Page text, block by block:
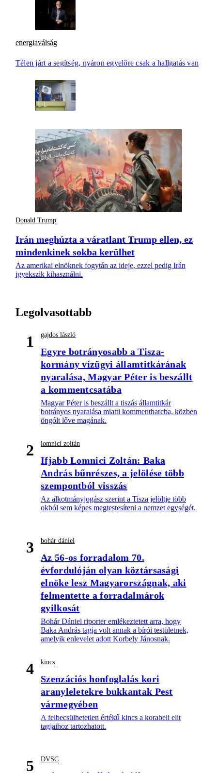
energiaválság
Télen járt a segítség, nyáron egyelőre csak a hallgatás van
Donald Trump
Irán meghúzta a váratlant Trump ellen, ez
mindenkinek sokba kerülhet
Az amerikai elnöknek fogytán az ideje, ezzel pedig Irán
igyekszik kihasználni.
Legolvasottabb
1 gajdos lászló
Egyre botrányosabb a Tisza-
kormány vízügyi államtitkárának
nyaralása, Magyar Péter is beszállt
a kommentcsatába
Magyar Péter is beszállt a tiszás államtitkár
botrányos nyaralása miatti kommentharcba, közben
öngólt lőve magának.
2 lomnici zoltán
Ifjabb Lomnici Zoltán: Baka
András bűnrészes, a jelölése több
szempontból visszás
Az alkotmányjogász szerint a Tisza jelöltje több
okból sem képes megtestesíteni a nemzet egységét.
3 bohár dániel
Az 56-os forradalom 70.
évfordulóján olyan köztársasági
elnöke lesz Magyarországnak, aki
felmentette a forradalmárok
gyilkosát
Bohár Dániel riporter emlékeztetett arra, hogy
Baka András tagja volt annak a bírói testületnek,
amelyik enlevelet adott Korbely Jánosnak.
4 kincs
Szenzációs honfoglalás kori
aranyleletekre bukkantak Pest
vármegyében
A felbecsülhetetlen értékű kincs a korabeli elit
tagjaihoz tartozhatott.
5 DVSC